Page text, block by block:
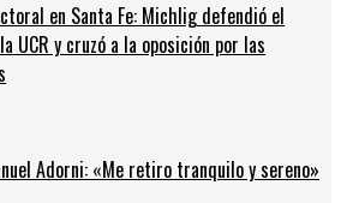
en Santa Fe: Michlig defendió el
UCR y cruzó a la oposición por las
Adorni: «Me retiro tranquilo y sereno»